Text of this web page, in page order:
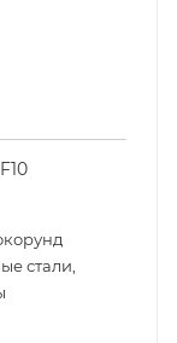
стали,